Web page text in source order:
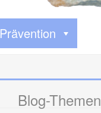
Prävention
Blog-Themen